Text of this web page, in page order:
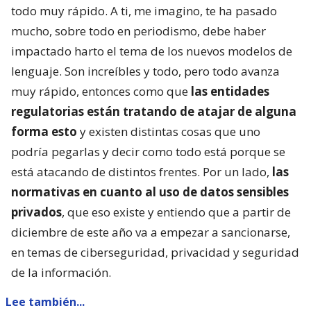
todo muy rápido. A ti, me imagino, te ha pasado
mucho, sobre todo en periodismo, debe haber
impactado harto el tema de los nuevos modelos de
lenguaje. Son increíbles y todo, pero todo avanza
muy rápido, entonces como que las entidades
regulatorias están tratando de atajar de alguna
forma esto y existen distintas cosas que uno
podría pegarlas y decir como todo está porque se
está atacando de distintos frentes. Por un lado, las
normativas en cuanto al uso de datos sensibles
privados, que eso existe y entiendo que a partir de
diciembre de este año va a empezar a sancionarse,
en temas de ciberseguridad, privacidad y seguridad
de la información.
Lee también...